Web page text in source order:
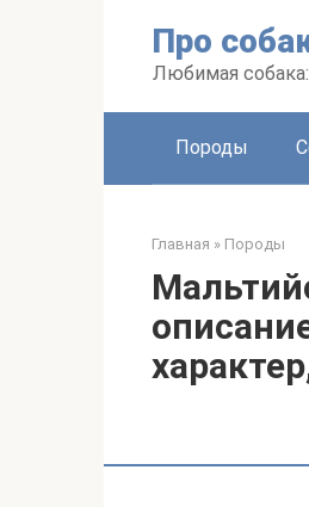
Про
Любимая
Породы
Главная » Породы